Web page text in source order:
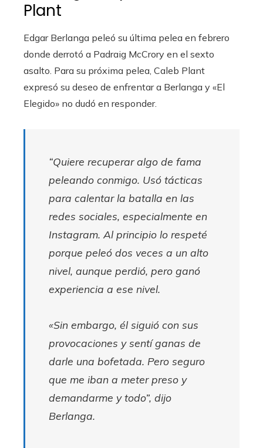
Plant
Edgar Berlanga peleó su última pelea en febrero
donde derrotó a Padraig McCrory en el sexto
asalto. Para su próxima pelea, Caleb Plant
expresó su deseo de enfrentar a Berlanga y «El
Elegido» no dudó en responder.
“Quiere recuperar algo de fama
peleando conmigo. Usó tácticas
para calentar la batalla en las
redes sociales, especialmente en
Instagram. Al principio lo respeté
porque peleó dos veces a un alto
nivel, aunque perdió, pero ganó
experiencia a ese nivel.
«Sin embargo, él siguió con sus
provocaciones y sentí ganas de
darle una bofetada. Pero seguro
que me iban a meter preso y
demandarme y todo”, dijo
Berlanga.